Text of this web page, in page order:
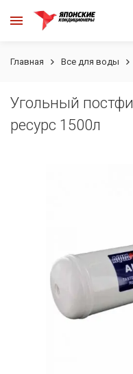
Главная Все для воды
Угольный
ресурс 1500л